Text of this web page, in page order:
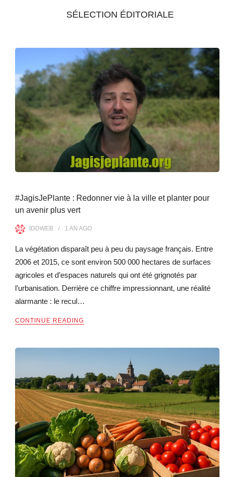
SÉLECTION ÉDITORIALE
#JagisJePlante : Redonner vie à la ville et planter pour
un avenir plus vert
IDDWEB 1 AN AGO
La végétation disparaît peu à peu du paysage français. Entre
2006 et 2015, ce sont environ 500 000 hectares de surfaces
agricoles et d’espaces naturels qui ont été grignotés par
l’urbanisation. Derrière ce chiffre impressionnant, une réalité
alarmante : le recul…
CONTINUE READING